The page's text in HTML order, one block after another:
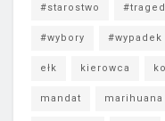
#starostwo
#wybory #wypadek
ełk kierowca
mandat marihuana